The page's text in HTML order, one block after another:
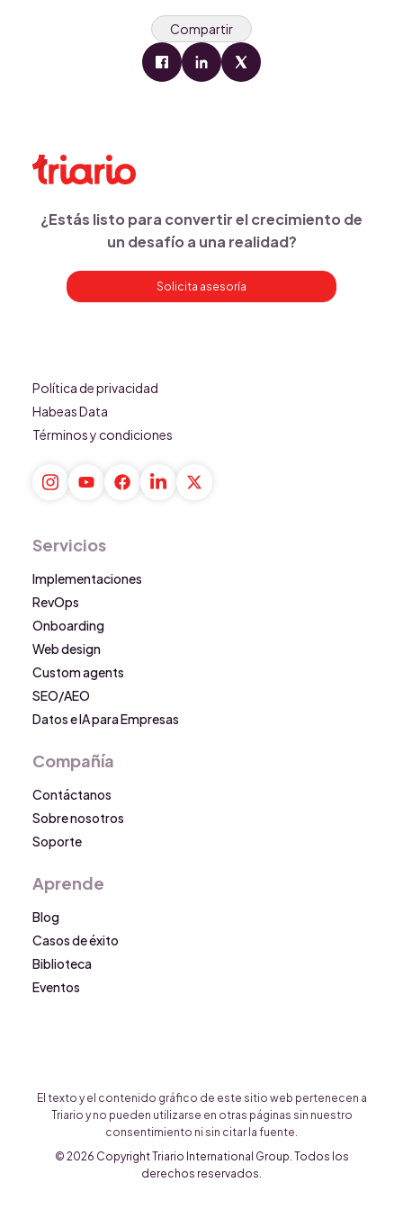
Compartir
¿Estás listo para convertir el crecimiento de
un desafío a una realidad?
Solicita asesoría
Política de privacidad
Habeas Data
Términos y condiciones
Servicios
Implementaciones
RevOps
Onboarding
Web design
Custom agents
SEO/AEO
Datos e IA para Empresas
Compañía
Contáctanos
Sobre nosotros
Soporte
Aprende
Blog
Casos de éxito
Biblioteca
Eventos
El texto y el contenido gráfico de este sitio web pertenecen a
Triario y no pueden utilizarse en otras páginas sin nuestro
consentimiento ni sin citar la fuente.
© 2026 Copyright Triario International Group. Todos los
derechos reservados.